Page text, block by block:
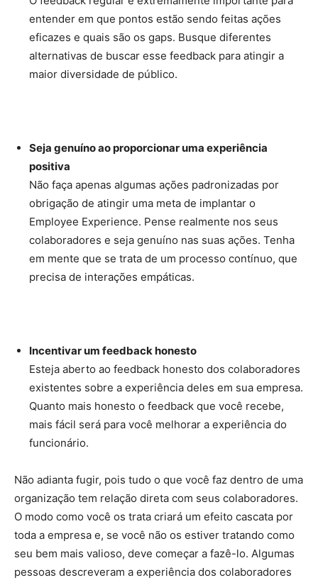
entender em que pontos estão sendo feitas ações
eficazes e quais são os gaps. Busque diferentes
alternativas de buscar esse feedback para atingir a
maior diversidade de público.
Seja genuíno ao proporcionar uma experiência
positiva
Não faça apenas algumas ações padronizadas por
obrigação de atingir uma meta de implantar o
Employee Experience. Pense realmente nos seus
colaboradores e seja genuíno nas suas ações. Tenha
em mente que se trata de um processo contínuo, que
precisa de interações empáticas.
Incentivar um feedback honesto
Esteja aberto ao feedback honesto dos colaboradores
existentes sobre a experiência deles em sua empresa.
Quanto mais honesto o feedback que você recebe,
mais fácil será para você melhorar a experiência do
funcionário.
Não adianta fugir, pois tudo o que você faz dentro de uma
organização tem relação direta com seus colaboradores.
O modo como você os trata criará um efeito cascata por
toda a empresa e, se você não os estiver tratando como
seu bem mais valioso, deve começar a fazê-lo. Algumas
pessoas descreveram a experiência dos colaboradores